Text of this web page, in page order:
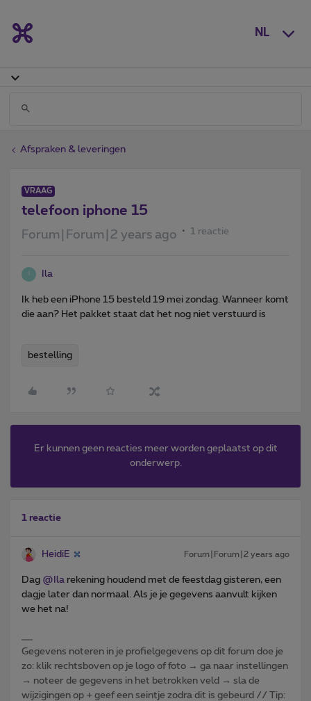
NL
Afspraken & leveringen
VRAAG
telefoon iphone 15
Forum|Forum|2 years ago 1 reactie
Ila
Ik heb een iPhone 15 besteld 19 mei zondag. Wanneer komt
die aan? Het pakket staat dat het nog niet verstuurd is
bestelling
Er kunnen geen reacties meer worden geplaatst op dit
onderwerp.
1 reactie
HeidiE Forum|Forum|2 years ago
Dag @Ila rekening houdend met de feestdag gisteren, een
dagje later dan normaal. Als je je gegevens aanvult kijken
we het na!
Gegevens noteren in je profielgegevens op dit forum doe je
zo: klik rechtsboven op je logo of foto → ga naar instellingen
→ noteer de gegevens in het betrokken veld → sla de
wijzigingen op + geef een seintje zodra dit is gebeurd // Tip: